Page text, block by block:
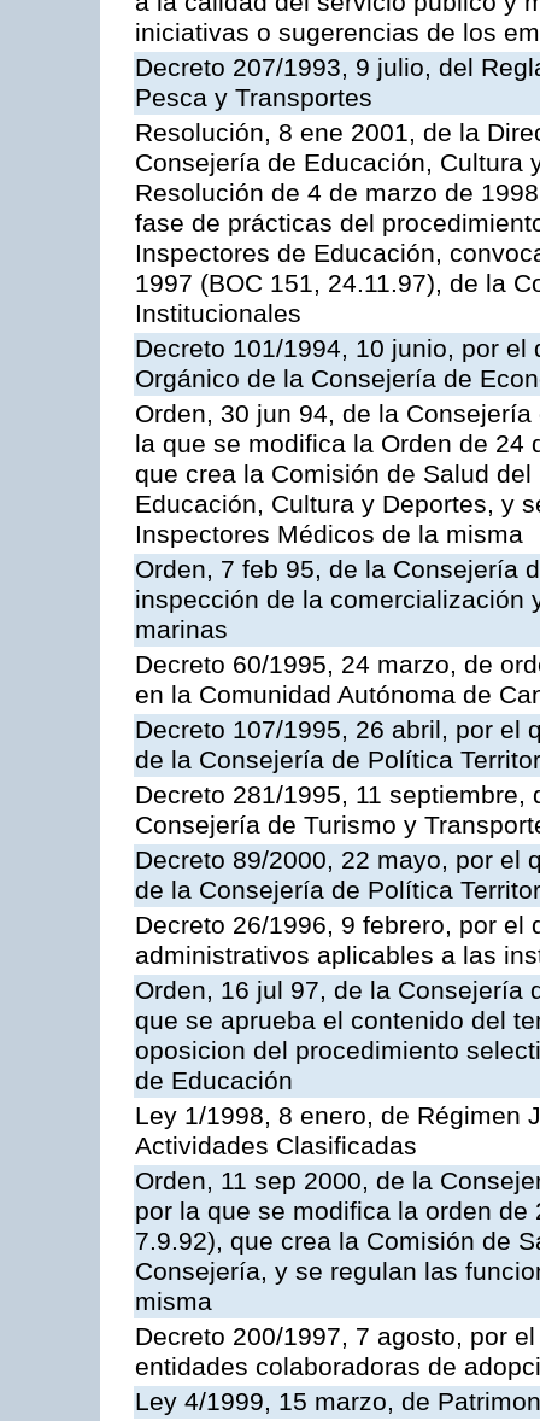
iniciativas o sugerencias de los
Decreto 207/1993, 9 julio, del
Pesca y Transportes
Resolución, 8 ene 2001, de la
Consejería de Educación, Cultura
Resolución de 4 de marzo de
fase de prácticas del
Inspectores de Educación,
1997 (BOC 151, 24.11.97), de la
Institucionales
Decreto 101/1994, 10 junio, por
Orgánico de la Consejería de
Orden, 30 jun 94, de la
la que se modifica la Orden de 24
que crea la Comisión de Salud
Educación, Cultura y Deportes, y
Inspectores Médicos de la misma
Orden, 7 feb 95, de la Consejería
inspección de la comercialización
marinas
Decreto 60/1995, 24 marzo, de
en la Comunidad Autónoma de
Decreto 107/1995, 26 abril, por el
de la Consejería de Política
Decreto 281/1995, 11
Consejería de Turismo y
Decreto 89/2000, 22 mayo, por el
de la Consejería de Política
Decreto 26/1996, 9 febrero, por
administrativos aplicables a las
Orden, 16 jul 97, de la Consejería
que se aprueba el contenido del
oposicion del procedimiento
de Educación
Ley 1/1998, 8 enero, de Régimen
Actividades Clasificadas
Orden, 11 sep 2000, de la
por la que se modifica la orden
7.9.92), que crea la Comisión de
Consejería, y se regulan las
misma
Decreto 200/1997, 7 agosto, por
entidades colaboradoras de
Ley 4/1999, 15 marzo, de